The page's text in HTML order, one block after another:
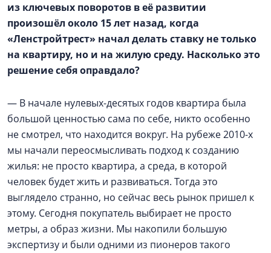
из ключевых поворотов в её развитии
произошёл около 15 лет назад, когда
«Ленстройтрест» начал делать ставку не только
на квартиру, но и на жилую среду. Насколько это
решение себя оправдало?
— В начале нулевых-десятых годов квартира была
большой ценностью сама по себе, никто особенно
не смотрел, что находится вокруг. На рубеже 2010-х
мы начали переосмысливать подход к созданию
жилья: не просто квартира, а среда, в которой
человек будет жить и развиваться. Тогда это
выглядело странно, но сейчас весь рынок пришел к
этому. Сегодня покупатель выбирает не просто
метры, а образ жизни. Мы накопили большую
экспертизу и были одними из пионеров такого